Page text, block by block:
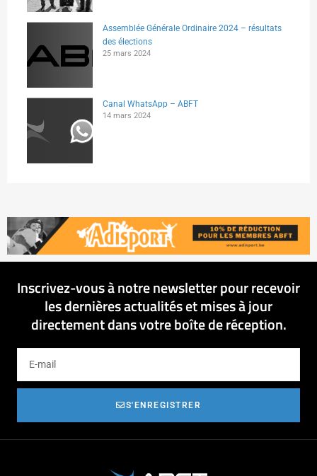
Assemblée Générale Ordinaire 2024 – résultats
des élections
25 mars 2024
Canal WhatsApp – ABFT
14 mars 2024
Inscrivez-vous à notre newsletter pour recevoir
les dernières actualités et mises à jour
directement dans votre boîte de réception.
S'ENREGISTRER